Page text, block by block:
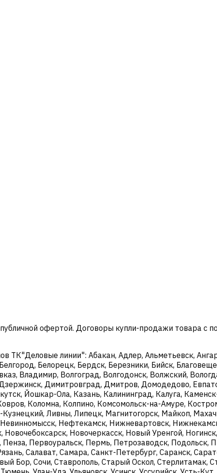
офертой. Договоры купли-продажи товара
ТК"Деловые линии": Абакан, Адлер, Альметьевск,
Белорецк, Бердск, Березники, Бийск,
Владимир, Волгоград, Волгодонск, Волжский,
Дзержинск, Димитровград, Дмитров, Домодедово,
Йошкар-Ола, Казань, Калининград, Калуга,
Коломна, Колпино, Комсомольск-на-Амуре,
Ливны, Липецк, Магнитогорск, Майкоп,
Нефтекамск, Нижневартовск,
Новочеркасск, Новый Уренгой,
Первоуральск, Пермь, Петрозаводск,
Салават, Самара, Санкт-Петербург, Саранск,
Бор, Сочи, Ставрополь, Старый Оскол, Стерлитамак,